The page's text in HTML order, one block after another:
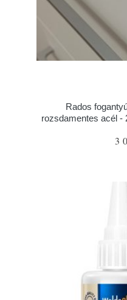
Rados
rozsdamentes acél
3